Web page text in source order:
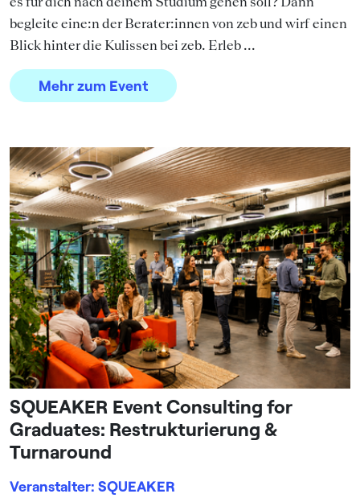
begleite eine:n der Berater:innen von zeb und wirf einen
Blick hinter die Kulissen bei zeb. Erleb ...
Mehr zum Event
SQUEAKER Event Consulting for
Graduates: Restrukturierung &
Turnaround
Veranstalter: SQUEAKER